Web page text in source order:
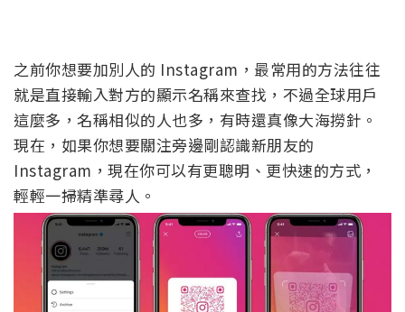
之前你想要加別人的 Instagram，最常用的方法往往
就是直接輸入對方的顯示名稱來查找，不過全球用戶
這麼多，名稱相似的人也多，有時還真像大海撈針。
現在，如果你想要關注旁邊剛認識新朋友的
Instagram，現在你可以有更聰明、更快速的方式，
輕輕一掃精準尋人。